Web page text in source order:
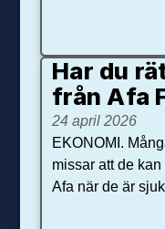
Har du
från Afa
24 april 2026
EKONOMI.
missar att de
Afa när de är